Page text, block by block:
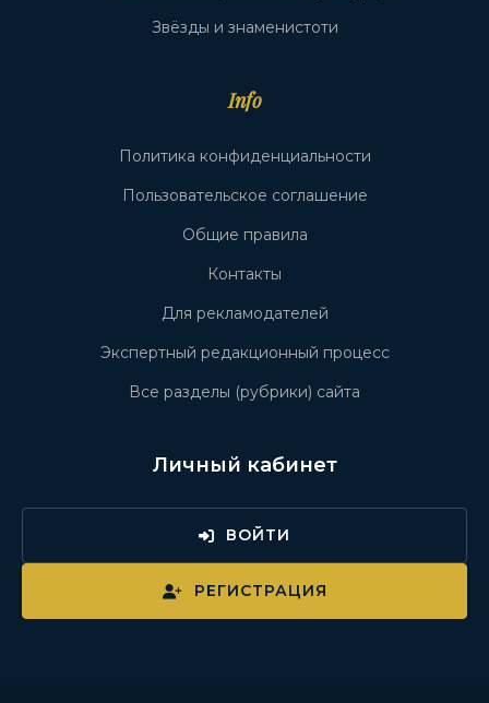
Звёзды и знаменистоти
Info
Политика конфиденциальности
Пользовательское соглашение
Общие правила
Контакты
Для рекламодателей
Экспертный редакционный процесс
Все разделы (рубрики) сайта
Личный кабинет
ВОЙТИ
РЕГИСТРАЦИЯ